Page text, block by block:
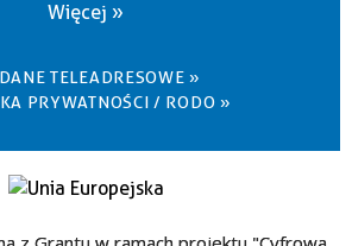
Więcej »
TELEADRESOWE »
PRYWATNOŚCI / RODO »